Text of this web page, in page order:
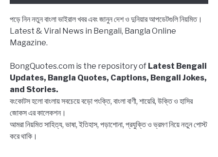
Bangla,
Block
list
Quotes
পড়ে নিন নতুন বাংলা ভাইরাল খবর এবং জানুন দেশ ও দুনিয়ার আপডেটগুলি নিয়মিত।
Latest & Viral News in Bengali, Bangla Online
Magazine.
BongQuotes.com is the repository of Latest Bengali
Updates, Bangla Quotes, Captions, Bengali Jokes,
and Stories.
বংকোটস হলো বাংলায় সবচেয়ে বড়ো পংক্তি, বাংলা বাণী, শায়েরি, উক্তি ও হাসির
জোকস এর কালেকশন।
আমরা নিয়মিত সাহিত্য, ভাষা, ইতিহাস, পড়াশোনা, প্রযুক্তি ও ভ্রমণ নিয়ে নতুন পোস্ট
করে থাকি।